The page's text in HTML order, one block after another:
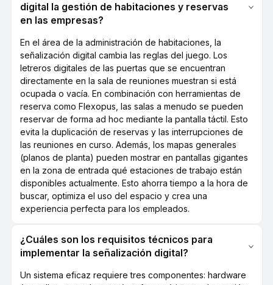
digital la gestión de habitaciones y reservas
en las empresas?
En el área de la administración de habitaciones, la
señalización digital cambia las reglas del juego. Los
letreros digitales de las puertas que se encuentran
directamente en la sala de reuniones muestran si está
ocupada o vacía. En combinación con herramientas de
reserva como Flexopus, las salas a menudo se pueden
reservar de forma ad hoc mediante la pantalla táctil. Esto
evita la duplicación de reservas y las interrupciones de
las reuniones en curso. Además, los mapas generales
(planos de planta) pueden mostrar en pantallas gigantes
en la zona de entrada qué estaciones de trabajo están
disponibles actualmente. Esto ahorra tiempo a la hora de
buscar, optimiza el uso del espacio y crea una
experiencia perfecta para los empleados.
¿Cuáles son los requisitos técnicos para
implementar la señalización digital?
Un sistema eficaz requiere tres componentes: hardware